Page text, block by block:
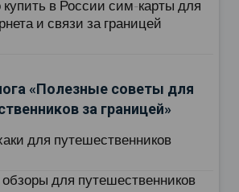
купить в России сим-карты для
и связи за границей
«Полезные советы для
за границей»
для путешественников
для путешественников